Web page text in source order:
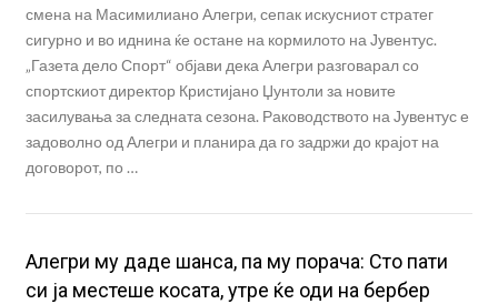
смена на Масимилиано Алегри, сепак искусниот стратег
сигурно и во иднина ќе остане на кормилото на Јувентус.
„Газета дело Спорт“ објави дека Алегри разговарал со
спортскиот директор Кристијано Џунтоли за новите
засилувања за следната сезона. Раководството на Јувентус е
задоволно од Алегри и планира да го задржи до крајот на
договорот, по …
Aлегри му даде шанса, па му порача: Сто пати
си ја местеше косата, утре ќе оди на бербер